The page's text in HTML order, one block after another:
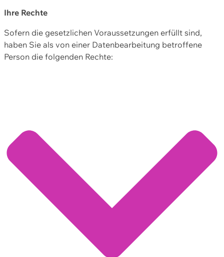
Ihre Rechte
Sofern die gesetzlichen Voraussetzungen erfüllt sind,
haben Sie als von einer Datenbearbeitung betroffene
Person die folgenden Rechte: